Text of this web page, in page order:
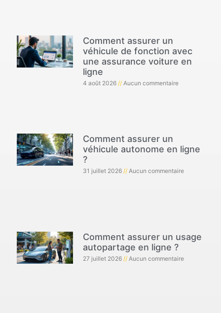
Comment assurer un
véhicule de fonction avec
une assurance voiture en
ligne
4 août 2026 Aucun commentaire
Comment assurer un
véhicule autonome en ligne
?
31 juillet 2026 Aucun commentaire
Comment assurer un usage
autopartage en ligne ?
27 juillet 2026 Aucun commentaire